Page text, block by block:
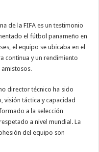
de la FIFA es un testimonio
el fútbol panameño en
el equipo se ubicaba en el
continua y un rendimiento
director técnico ha sido
visión táctica y capacidad
a la selección
a nivel mundial. La
del equipo son